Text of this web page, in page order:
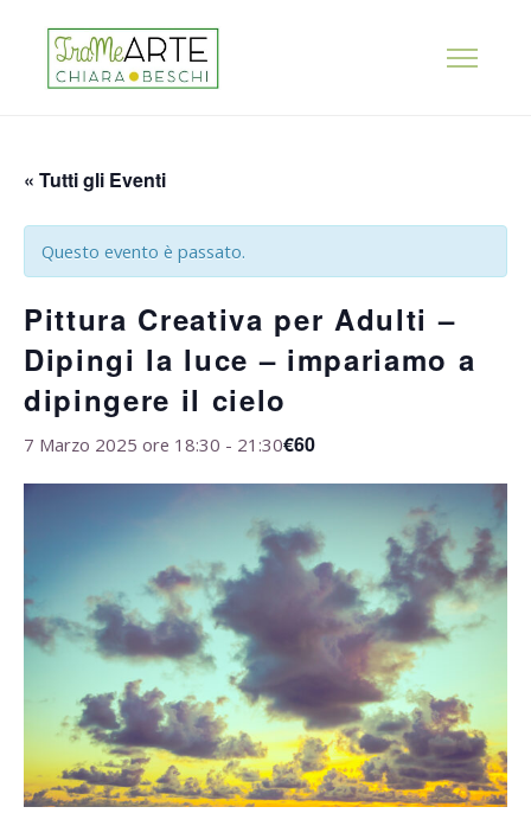
« Tutti gli Eventi
Questo evento è passato.
Pittura Creativa per Adulti –
Dipingi la luce – impariamo a
dipingere il cielo
7 Marzo 2025 ore 18:30 - 21:30€60